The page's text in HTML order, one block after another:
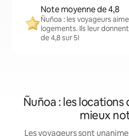
Note moyenne de 4,8
Ñuñoa : les voyageurs
logements. Ils leur
de 4,8 sur 5!
Ñuñoa : les locations
mieux
Les voyageurs sont